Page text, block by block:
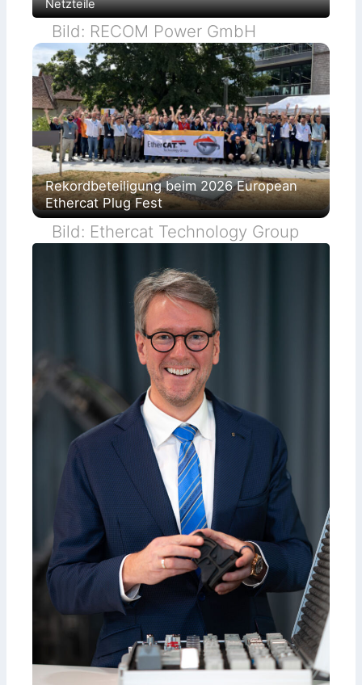
Netzteile
Bild: RECOM Power GmbH
Rekordbeteiligung beim 2026 European
Ethercat Plug Fest
Bild: Ethercat Technology Group